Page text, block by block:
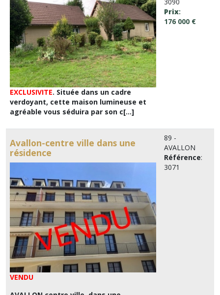
EXCLUSIVITE. Située dans un cadre
verdoyant, cette maison lumineuse et
agréable vous séduira par son c[...]
Prix:
176 000 €
Avallon-centre ville dans une
résidence
VENDU
89 -
AVALLON
Référence:
3071